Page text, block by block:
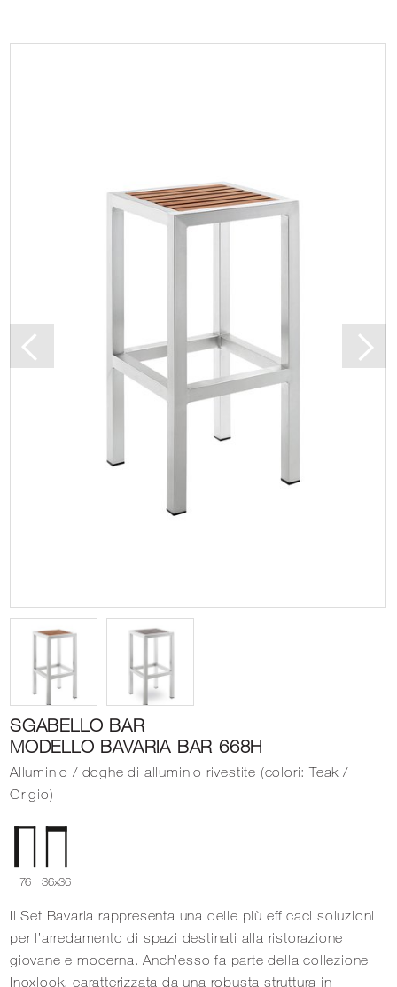
SGABELLO BAR
MODELLO BAVARIA BAR 668H
Alluminio / doghe di alluminio rivestite (colori: Teak /
Grigio)
76 36x36
Il Set Bavaria rappresenta una delle più efficaci soluzioni
per l’arredamento di spazi destinati alla ristorazione
giovane e moderna. Anch’esso fa parte della collezione
Inoxlook, caratterizzata da una robusta struttura in